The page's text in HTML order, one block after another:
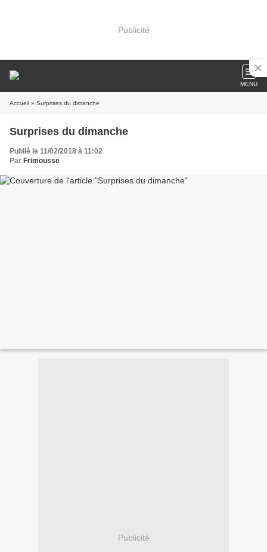
Publicité
MENU
Accueil » Surprises du dimanche
Surprises du dimanche
Publié le 11/02/2018 à 11:02
Par Frimousse
Publicité